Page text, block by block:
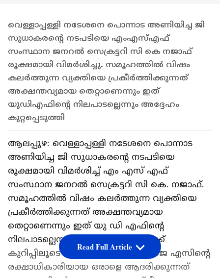
വെള്ളാപ്പള്ളി നടേശനെ പൊന്നാട അണിയിച്ച ജി
സുധാകരന്റെ നടപടിയെ എംഎസ്എഫ്
സംസ്ഥാന ജനറൽ സെക്രട്ടറി സി കെ നജാഫ്
രൂക്ഷമായി വിമർശിച്ചു. സമൂഹത്തിൽ വിഷം
കലർത്തുന്ന വ്യക്തിയെ പ്രകീർത്തിക്കുന്നത്
അക്ഷന്തവ്യമായ തെറ്റാണെന്നും ഇത്
യുഡിഎഫിന്റെ നിലപാടല്ലെന്നും അദ്ദേഹം
കുറ്റപ്പെടുത്തി
ആലപ്പുഴ: വെള്ളാപ്പള്ളി നടേശനെ പൊന്നാട
അണിയിച്ച ജി സുധാകരന്റെ നടപടിയെ
രൂക്ഷമായി വിമർശിച്ച് എം എസ് എഫ്
സംസ്ഥാന ജനറൽ സെക്രട്ടറി സി കെ. നജാഫ്.
സമൂഹത്തിൽ വിഷം കലർത്തുന്ന വ്യക്തിയെ
പ്രകീർത്തിക്കുന്നത് അക്ഷന്തവ്യമായ
തെറ്റാണെന്നും ഇത് യു ഡി എഫിന്റെ
നിലപാടല്ലെന്നും നജാഫ് ഫേസ്ബുക്ക്
കുറിപ്പിലൂടെ വ്യക്തമാക്കി. ബി ഡി ജെ എസിന്റെ
രക്ഷാധികാരിയായ ഒരാളെ ആദരിക്കുന്നത്
Read Full Article